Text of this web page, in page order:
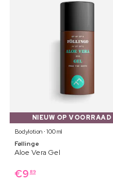
NIEUW OP VOORRAAD
Bodylotion ⋅ 100 ml
Føllinge
Aloe Vera Gel
€9 89